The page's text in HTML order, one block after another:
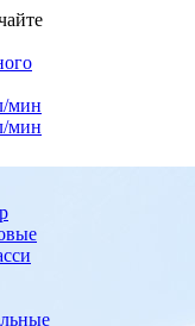
мин
мин